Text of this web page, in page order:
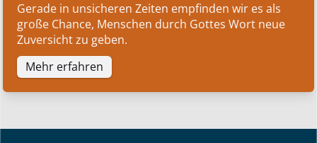
Gerade in unsicheren Zeiten empfinden wir es als
große Chance, Menschen durch Gottes Wort neue
Zuversicht zu geben.
Mehr erfahren